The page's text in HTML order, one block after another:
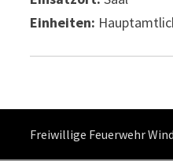
Einheiten:
Freiwillige Feuerwehr